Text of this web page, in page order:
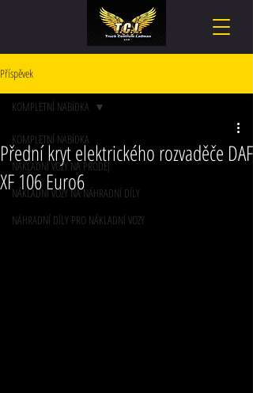
Příspěvek
KOMPLETNÍ NABÍDKA
NÁKLADNÍ VOZY NA PRODEJ
NÁKLADNÍ VOZY NA NÁHRADNÍ DÍLY
NÁHRADNÍ DÍLY PRO NÁKLADNÍ VOZY
KOMPLETNÍ NABÍDKA
Přední kryt elektrického rozvaděče DAF
XF 106 Euro6